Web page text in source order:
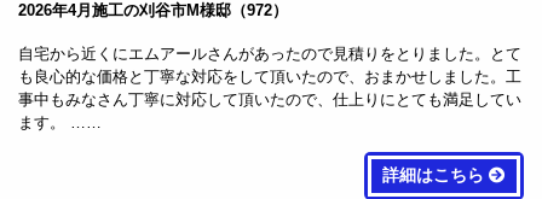
2026年4月施工の刈谷市M様邸（972）
自宅から近くにエムアールさんがあったので見積りをとりました。とて
も良心的な価格と丁寧な対応をして頂いたので、おまかせしました。工
事中もみなさん丁寧に対応して頂いたので、仕上りにとても満足してい
ます。 ……
詳細はこちら